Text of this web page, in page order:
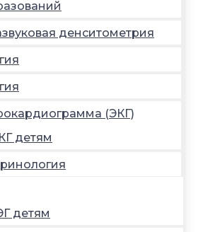
денситометрия
(ЭКГ)
детям
детям